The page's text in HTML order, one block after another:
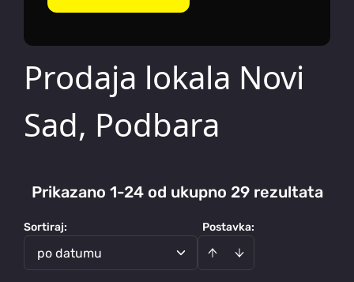
Prodaja lokala Novi
Sad, Podbara
Prikazano 1-24 od ukupno 29 rezultata
Postavka:
Sortiraj:
po datumu